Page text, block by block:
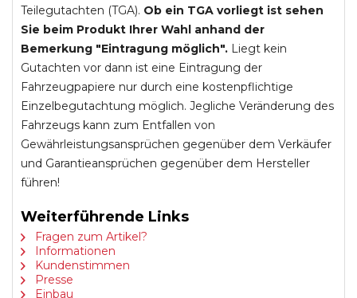
Teilegutachten (TGA). Ob ein TGA vorliegt ist sehen
Sie beim Produkt Ihrer Wahl anhand der
Bemerkung "Eintragung möglich". Liegt kein
Gutachten vor dann ist eine Eintragung der
Fahrzeugpapiere nur durch eine kostenpflichtige
Einzelbegutachtung möglich. Jegliche Veränderung des
Fahrzeugs kann zum Entfallen von
Gewährleistungsansprüchen gegenüber dem Verkäufer
und Garantieansprüchen gegenüber dem Hersteller
führen!
Weiterführende Links
Fragen zum Artikel?
Informationen
Kundenstimmen
Presse
Einbau